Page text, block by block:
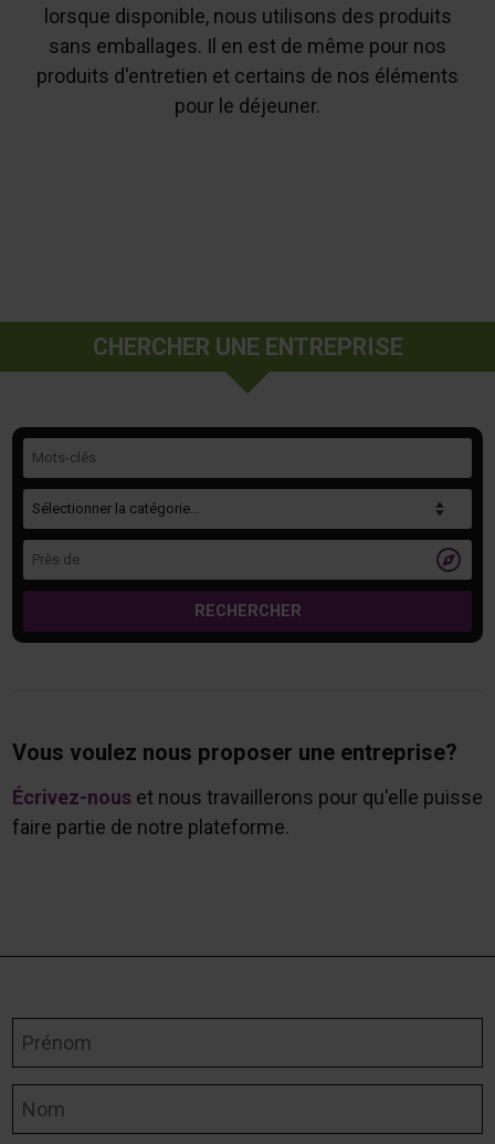
lorsque disponible, nous utilisons des produits
sans emballages. Il en est de même pour nos
produits d'entretien et certains de nos éléments
pour le déjeuner.
CHERCHER UNE ENTREPRISE

RECHERCHER
Vous voulez nous proposer une entreprise?
Écrivez-nouset nous travaillerons pour qu'elle puisse
faire partie de notre plateforme.